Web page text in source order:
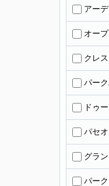
アー
オー
クレ
パー
ドゥ
パセオ
グラ
パー